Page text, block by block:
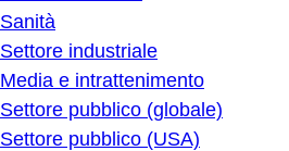
Sanità
Settore industriale
Media e intrattenimento
Settore pubblico (globale)
Settore pubblico (USA)